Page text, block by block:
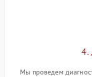
4.
Мы проведем